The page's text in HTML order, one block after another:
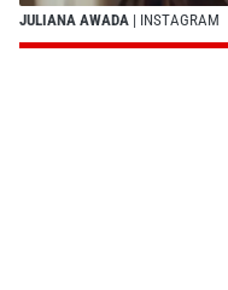
JULIANA AWADA | INSTAGRAM